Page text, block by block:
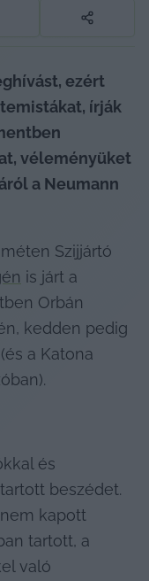
ezért
írják
véleményüket
a Neumann
Szijjártó
is járt a
Orbán
kedden pedig
a Katona
és
beszédet.
kapott
tartott, a
való